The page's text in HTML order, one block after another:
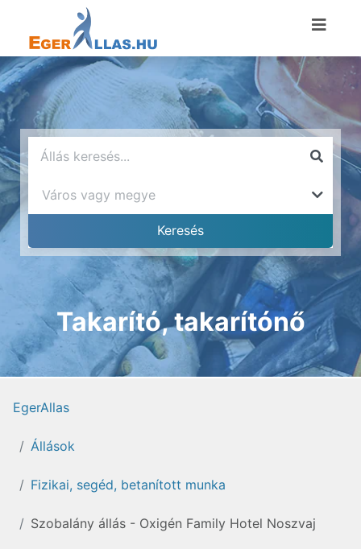
Takarító, takarítónő
EgerAllas
Állások
Fizikai, segéd, betanított munka
Szobalány állás - Oxigén Family Hotel Noszvaj